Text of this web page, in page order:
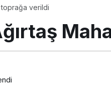
toprağa verildi